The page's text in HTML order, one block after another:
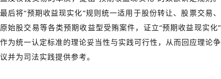
最后将“预期收益现实化”规则统一适用于股份转让、股票交易、
原始股交易等各类预期收益型受贿案件，证立“预期收益现实化”
作为统一认定标准的理论妥当性与实践可行性，从而回应理论争
议并为司法实践提供参考。